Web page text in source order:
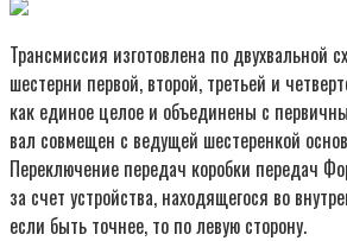
Трансмиссия изготовлена по двухвальной
шестерни первой, второй, третьей и
как единое целое и объединены с
вал совмещен с ведущей шестеренкой
Переключение передач коробки передач
за счет устройства, находящегося во
если быть точнее, то по левую сторону.